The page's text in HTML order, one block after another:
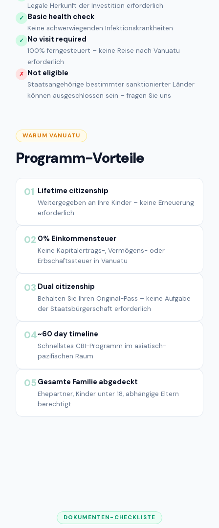
Legale Herkunft der Investition erforderlich
✓ Basic health check
Keine schwerwiegenden Infektionskrankheiten
✓ No visit required
100% ferngesteuert – keine Reise nach Vanuatu
erforderlich
✗ Not eligible
Staatsangehörige bestimmter sanktionierter Länder
können ausgeschlossen sein – fragen Sie uns
WARUM VANUATU
Programm-Vorteile
01 Lifetime citizenship
Weitergegeben an Ihre Kinder – keine Erneuerung
erforderlich
02 0% Einkommensteuer
Keine Kapitalertrags-, Vermögens- oder
Erbschaftssteuer in Vanuatu
03 Dual citizenship
Behalten Sie Ihren Original-Pass – keine Aufgabe
der Staatsbürgerschaft erforderlich
04~60 day timeline
Schnellstes CBI-Programm im asiatisch-
pazifischen Raum
05 Gesamte Familie abgedeckt
Ehepartner, Kinder unter 18, abhängige Eltern
berechtigt
DOKUMENTEN-CHECKLISTE